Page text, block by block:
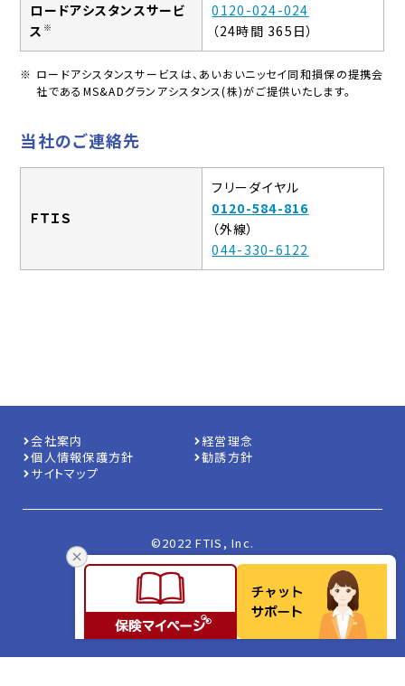
ロードアシスタンスサービ
ス ※
0120-024-024
（24時間 365日）
※ ロードアシスタンスサービスは、あいおいニッセイ同和損保の提携会
社であるMS&ADグランアシスタンス(株)がご提供いたします。
当社のご連絡先
ＦＴＩＳ
フリーダイヤル
0120-584-816
（外線）
044-330-6122
会社案内
経営理念
個人情報保護方針
勧誘方針
サイトマップ
©2022 FTIS, Inc.